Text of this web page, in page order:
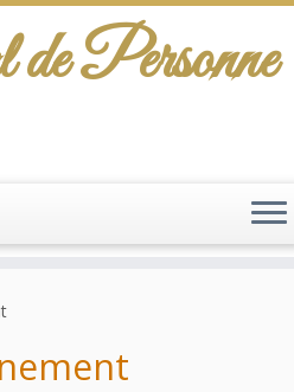
Personne